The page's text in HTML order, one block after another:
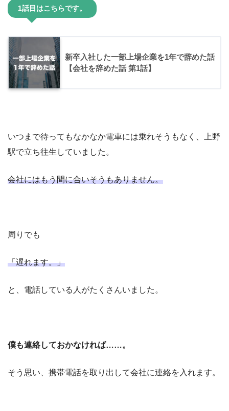
1話目はこちらです。
新卒入社した一部上場企業を1年で辞めた話
【会社を辞めた話 第1話】
いつまで待ってもなかなか電車には乗れそうもなく、上野
駅で立ち往生していました。
会社にはもう間に合いそうもありません。
周りでも
「遅れます。」
と、電話している人がたくさんいました。
僕も連絡しておかなければ……。
そう思い、携帯電話を取り出して会社に連絡を入れます。